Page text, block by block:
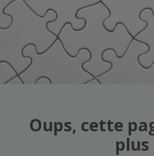
Oups, cette
plus